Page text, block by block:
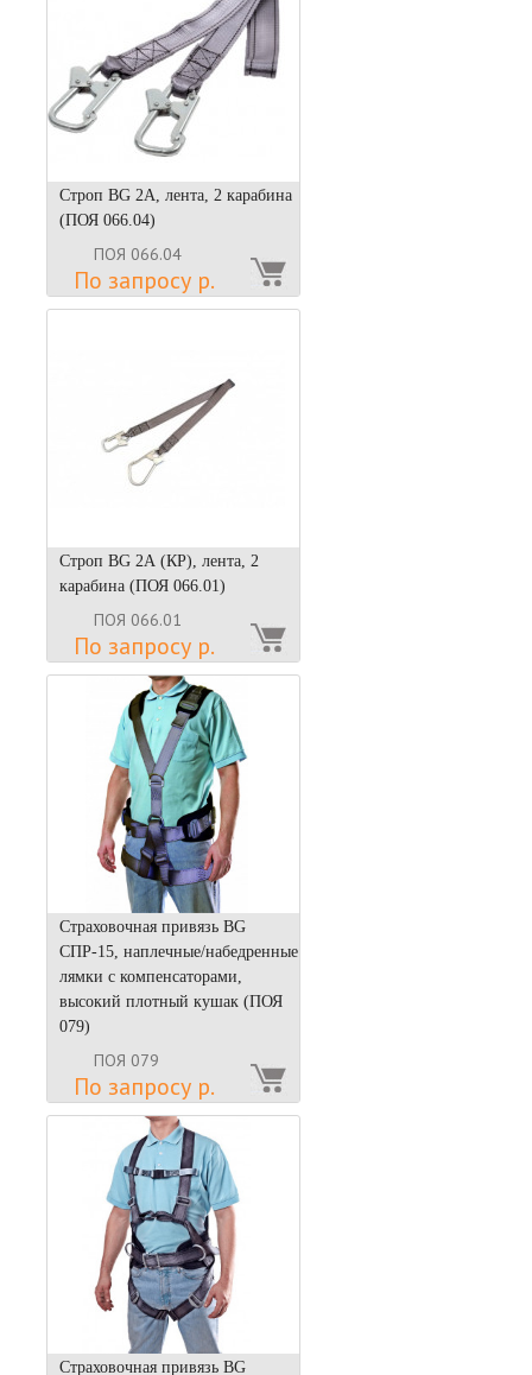
Строп BG 2А, лента, 2 карабина
(ПОЯ 066.04)
ПОЯ 066.04
По запросу р.
Строп BG 2А (КР), лента, 2
карабина (ПОЯ 066.01)
ПОЯ 066.01
По запросу р.
Страховочная привязь BG
СПР-15, наплечные/набедренные
лямки с компенсаторами,
высокий плотный кушак (ПОЯ
079)
ПОЯ 079
По запросу р.
Страховочная привязь BG